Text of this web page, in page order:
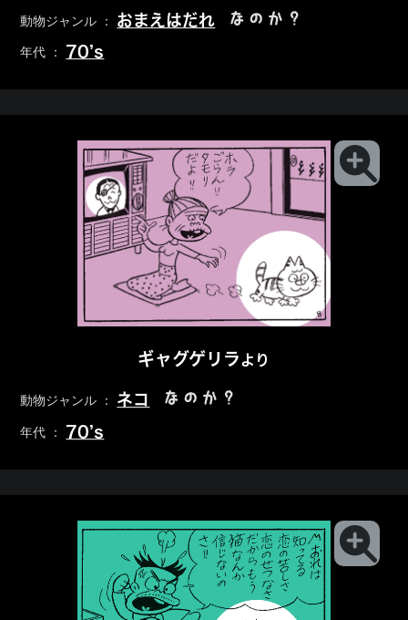
動物ジャンル ： おまえはだれ なのか？
年代 ： 70’s
ギャグゲリラより
動物ジャンル ： ネコ なのか？
年代 ： 70’s